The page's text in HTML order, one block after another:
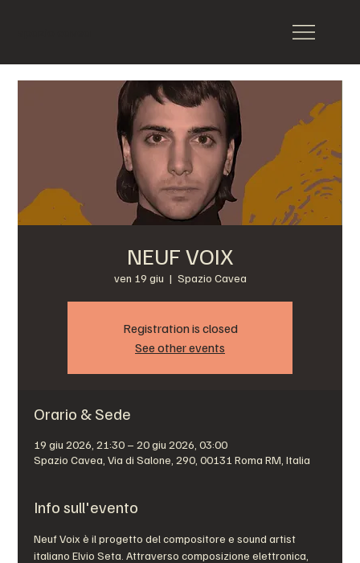
NEUF VOIX
ven 19 giu
  |
Spazio Cavea
Registration is closed
See other events
Orario & Sede
19 giu 2026, 21:30 – 20 giu 2026, 03:00
Spazio Cavea, Via di Salone, 290, 00131 Roma RM, Italia
Info sull'evento
Neuf Voix è il progetto del compositore e sound artist
italiano Elvio Seta. Attraverso composizione elettronica,